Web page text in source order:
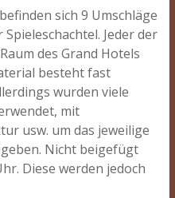
sich 9 Umschläge
Jeder der
des Grand Hotels
besteht fast
wurden viele
mit
usw. um das jeweilige
Nicht beigefügt
Diese werden jedoch